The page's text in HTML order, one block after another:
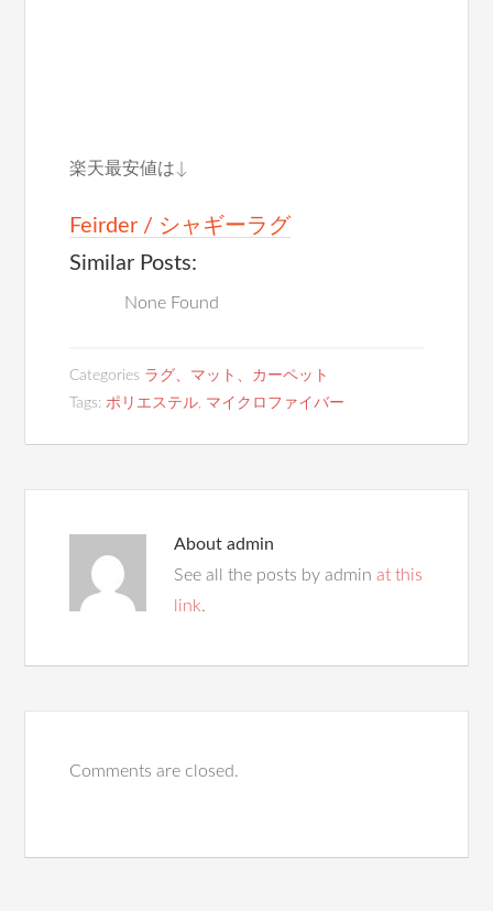
楽天最安値は↓
Feirder / シャギーラグ
Similar Posts:
None Found
Categories ラグ、マット、カーペット
Tags:ポリエステル, マイクロファイバー
About admin
See all the posts by adminat this
link.
Comments are closed.